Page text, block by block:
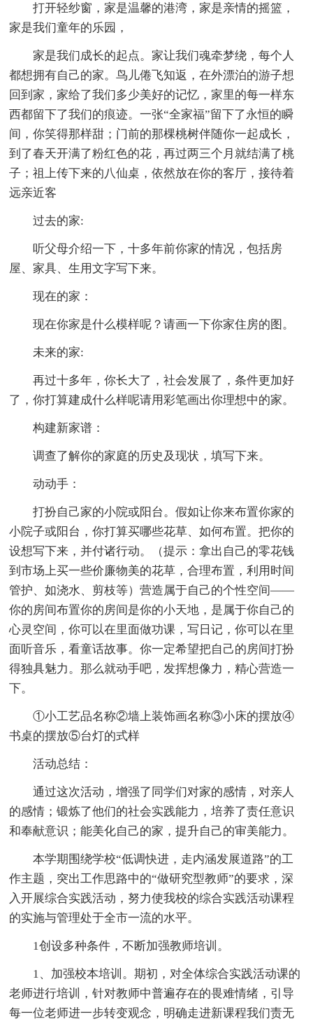
打开轻纱窗，家是温馨的港湾，家是亲情的摇篮，
家是我们童年的乐园，
家是我们成长的起点。家让我们魂牵梦绕，每个人
都想拥有自己的家。鸟儿倦飞知返，在外漂泊的游子想
回到家，家给了我们多少美好的记忆，家里的每一样东
西都留下了我们的痕迹。一张“全家福”留下了永恒的瞬
间，你笑得那样甜；门前的那棵桃树伴随你一起成长，
到了春天开满了粉红色的花，再过两三个月就结满了桃
子；祖上传下来的八仙桌，依然放在你的客厅，接待着
远亲近客
过去的家:
听父母介绍一下，十多年前你家的情况，包括房
屋、家具、生用文字写下来。
现在的家：
现在你家是什么模样呢？请画一下你家住房的图。
未来的家:
再过十多年，你长大了，社会发展了，条件更加好
了，你打算建成什么样呢请用彩笔画出你理想中的家。
构建新家谱：
调查了解你的家庭的历史及现状，填写下来。
动动手：
打扮自己家的小院或阳台。假如让你来布置你家的
小院子或阳台，你打算买哪些花草、如何布置。把你的
设想写下来，并付诸行动。（提示：拿出自己的零花钱
到市场上买一些价廉物美的花草，合理布置，利用时间
管护、如浇水、剪枝等）营造属于自己的个性空间——
你的房间布置你的房间是你的小天地，是属于你自己的
心灵空间，你可以在里面做功课，写日记，你可以在里
面听音乐，看童话故事。你一定希望把自己的房间打扮
得独具魅力。那么就动手吧，发挥想像力，精心营造一
下。
①小工艺品名称②墙上装饰画名称③小床的摆放④
书桌的摆放⑤台灯的式样
活动总结：
通过这次活动，增强了同学们对家的感情，对亲人
的感情；锻炼了他们的社会实践能力，培养了责任意识
和奉献意识；能美化自己的家，提升自己的审美能力。
本学期围绕学校“低调快进，走内涵发展道路”的工
作主题，突出工作思路中的“做研究型教师”的要求，深
入开展综合实践活动，努力使我校的综合实践活动课程
的实施与管理处于全市一流的水平。
1创设多种条件，不断加强教师培训。
1、加强校本培训。期初，对全体综合实践活动课的
老师进行培训，针对教师中普遍存在的畏难情绪，引导
每一位老师进一步转变观念，明确走进新课程我们责无